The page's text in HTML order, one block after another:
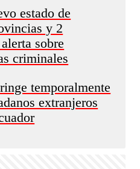
estado de
y 2
sobre
criminales
temporalmente
extranjeros